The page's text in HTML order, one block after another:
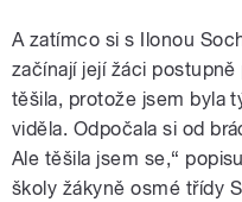
A zatímco si s Ilonou
začínají její žáci
těšila, protože jsem byla
viděla. Odpočala si od
Ale těšila jsem se,“
školy žákyně osmé třídy